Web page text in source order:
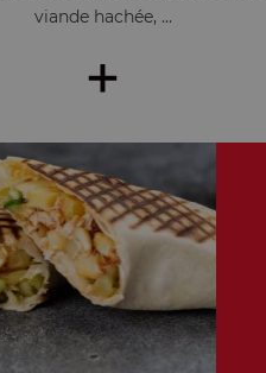
viande hachée, ...
+